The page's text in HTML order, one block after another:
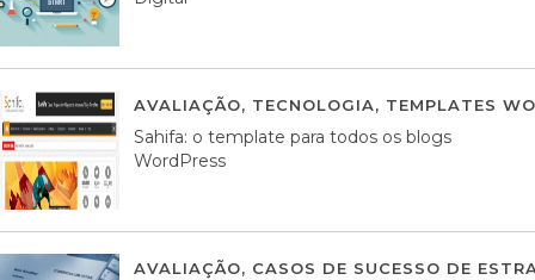
AVALIAÇÃO, TECNOLOGIA, TEMPLATES
Sahifa: o template para todos os blogs
WordPress
AVALIAÇÃO, CASOS DE SUCESSO DE